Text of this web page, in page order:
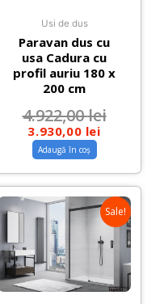
Usi de dus
Paravan dus cu
usa Cadura cu
profil auriu 180 x
200 cm
4.922,00lei
3.930,00 lei
Adaugă în coș
Sale!